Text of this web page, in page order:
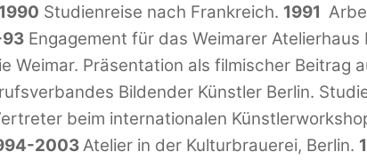
1990 Studienreise nach Frankreich. 1991
Engagement für das Weimarer Atelierhaus
Weimar. Präsentation als filmischer Beitrag
Bildender Künstler Berlin.
beim internationalen
2003Atelier in der Kulturbrauerei, Berlin.